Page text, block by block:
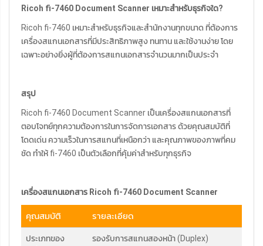
Ricoh fi-7460 Document Scanner เหมาะสำหรับธุรกิจใด?
Ricoh fi-7460 เหมาะสำหรับธุรกิจและสำนักงานทุกขนาด ที่ต้องการ
เครื่องสแกนเอกสารที่มีประสิทธิภาพสูง ทนทาน และใช้งานง่าย โดย
เฉพาะอย่างยิ่งผู้ที่ต้องการสแกนเอกสารจำนวนมากเป็นประจำ
สรุป
Ricoh fi-7460 Document Scanner เป็นเครื่องสแกนเอกสารที่
ตอบโจทย์ทุกความต้องการในการจัดการเอกสาร ด้วยคุณสมบัติที่
โดดเด่น ความเร็วในการสแกนที่เหนือกว่า และคุณภาพของภาพที่คม
ชัด ทำให้ fi-7460 เป็นตัวเลือกที่คุ้มค่าสำหรับทุกธุรกิจ
เครื่องสแกนเอกสาร Ricoh fi-7460 Document Scanner
คุณสมบัติ รายละเอียด
ประเภทของ
รองรับการสแกนสองหน้า (Duplex)